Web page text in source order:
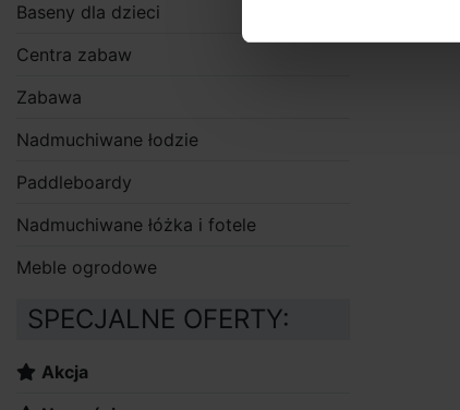
Baseny dla dzieci
Centra zabaw
Zabawa
Nadmuchiwane łodzie
Paddleboardy
Nadmuchiwane łóżka i fotele
Meble ogrodowe
SPECJALNE OFERTY:
Akcja